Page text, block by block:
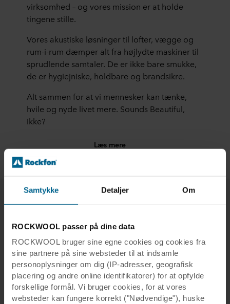
Samtykke Detaljer Om
ROCKWOOL passer på dine data
ROCKWOOL bruger sine egne cookies og cookies fra
sine partnere på sine websteder til at indsamle
personoplysninger om dig (IP-adresser, geografisk
placering og andre online identifikatorer) for at opfylde
forskellige formål. Vi bruger cookies, for at vores
websteder kan fungere korrekt ("Nødvendige"), huske
virksomhed – og vores mission er at holde
tingene stille.
Vores akustiske løsninger til lofter, vægge og
rum-i-rum dæmper alt fra højlydte maskiner til
sprudlende samtaler. De er ikke bare smukke,
de er hygiejniske, holdbare og brandsikre.
Alt sammen for at vi mennesker kan tænke,
hvile og nyde livet mere. Sounds Beautiful,
ikke?
Læs mere